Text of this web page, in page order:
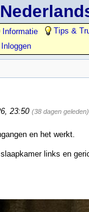
Informatie
Tips &
Inloggen
23:50 (38 dagen geleden)
en het werkt.
links en